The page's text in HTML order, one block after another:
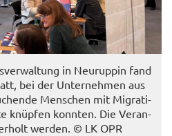
in Neu­rup­pin fand
bei der Un­ter­neh­men aus
Men­schen mit Mi­gra­ti­
knüp­fen konn­ten. Die Ver­an­
wer­den. © LK OPR